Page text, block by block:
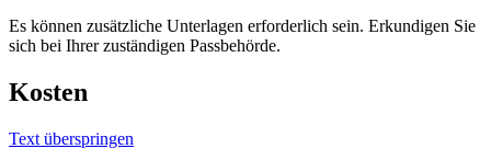
Es können zusätzliche Unterlagen erforderlich sein. Erkundigen Sie
sich bei Ihrer zuständigen Passbehörde.
Kosten
Text überspringen